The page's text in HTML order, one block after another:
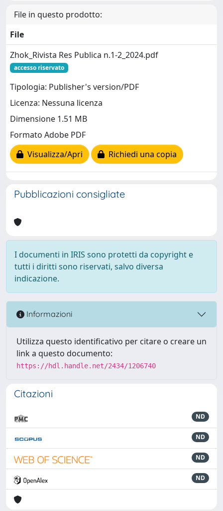
File in questo prodotto:
File
Zhok_Rivista Res Publica n.1-2_2024.pdf
accesso riservato
Tipologia: Publisher's version/PDF
Licenza: Nessuna licenza
Dimensione 1.51 MB
Formato Adobe PDF
Visualizza/Apri
Richiedi una copia
Pubblicazioni consigliate
I documenti in IRIS sono protetti da copyright e
tutti i diritti sono riservati, salvo diversa
indicazione.
Informazioni
Utilizza questo identificativo per citare o creare un
link a questo documento:
https://hdl.handle.net/2434/1206740
Citazioni
ND
ND
ND
ND